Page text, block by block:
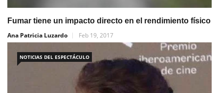
Fumar tiene un impacto directo en el rendimiento físico
Ana Patricia Luzardo
Feb 19, 2017
NOTICIAS DEL ESPECTÁCULO